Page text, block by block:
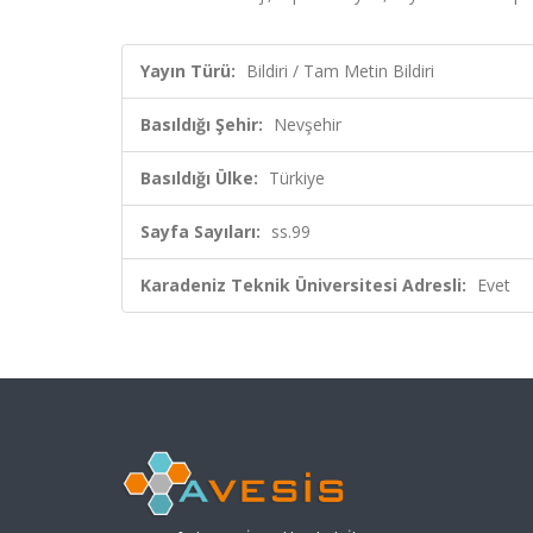
Yayın Türü: Bildiri / Tam Metin Bildiri
Basıldığı Şehir: Nevşehir
Basıldığı Ülke: Türkiye
Sayfa Sayıları: ss.99
Karadeniz Teknik Üniversitesi Adresli: Evet